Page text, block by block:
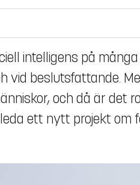
intelligens på
vid beslutsfattande.
och då är det
ett nytt projekt